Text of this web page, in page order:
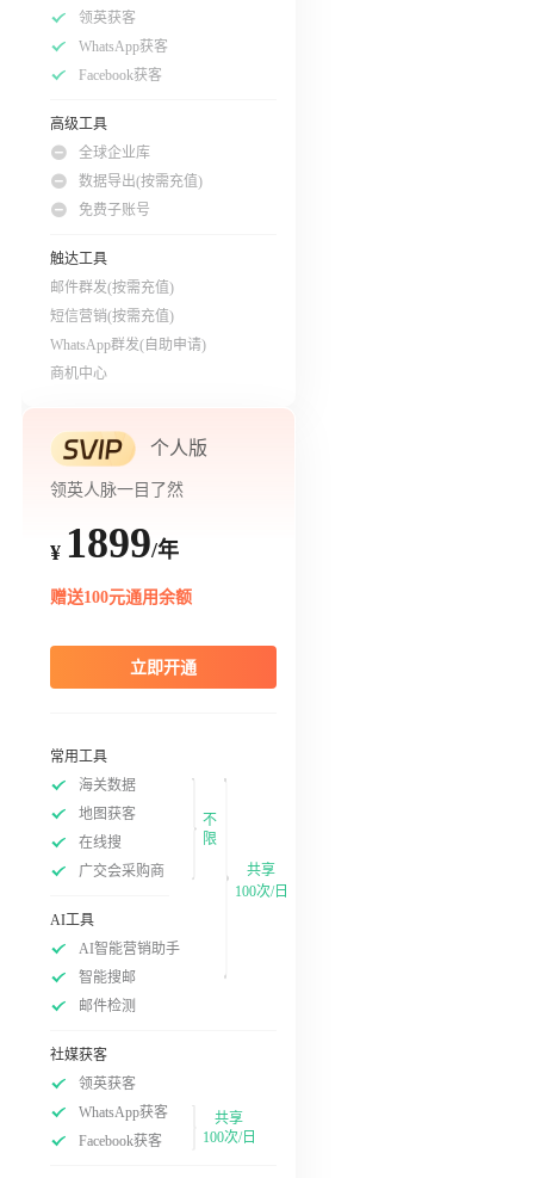
领英获客
WhatsApp获客
Facebook获客
高级工具
全球企业库
数据导出(按需充值)
免费子账号
触达工具
邮件群发(按需充值)
短信营销(按需充值)
WhatsApp群发(自助申请)
商机中心
个人版
领英人脉一目了然
¥ 1899/年
赠送100元通用余额
立即开通
常用工具
海关数据
地图获客
在线搜
广交会采购商
不
限
AI工具
AI智能营销助手
智能搜邮
邮件检测
社媒获客
领英获客
WhatsApp获客
Facebook获客
共享
100次/日
共享
100次/日